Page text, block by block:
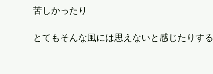
苦しかったり
とてもそんな風には思えないと感じたりする